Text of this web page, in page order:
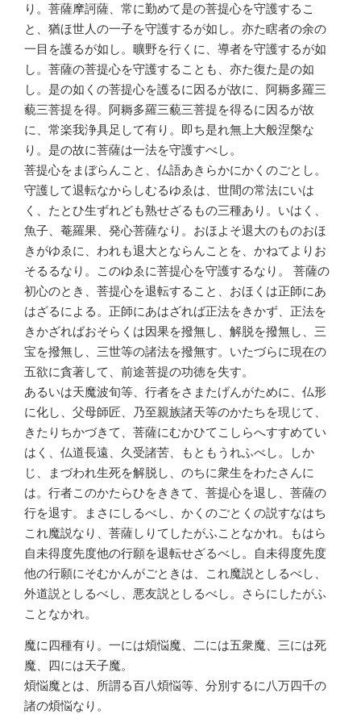
り。菩薩摩訶薩、常に勤めて是の菩提心を守護するこ
と、猶ほ世人の一子を守護するが如し。亦た瞎者の余の
一目を護るが如し。曠野を行くに、導者を守護するが如
し。菩薩の菩提心を守護することも、亦た復た是の如
し。是の如くの菩提心を護るに因るが故に、阿耨多羅三
藐三菩提を得。阿耨多羅三藐三菩提を得るに因るが故
に、常楽我浄具足して有り。即ち是れ無上大般涅槃な
り。是の故に菩薩は一法を守護すべし。
菩提心をまぼらんこと、仏語あきらかにかくのごとし。
守護して退転なからしむるゆゑは、世間の常法にいは
く、たとひ生ずれども熟せざるもの三種あり。いはく、
魚子、菴羅果、発心菩薩なり。おほよそ退大のものおほ
きがゆゑに、われも退大とならんことを、かねてよりお
そるるなり。このゆゑに菩提心を守護するなり。 菩薩の
初心のとき、菩提心を退転すること、おほくは正師にあ
はざるによる。正師にあはざれば正法をきかず、正法を
きかざればおそらくは因果を撥無し、解脱を撥無し、三
宝を撥無し、三世等の諸法を撥無す。いたづらに現在の
五欲に貪著して、前途菩提の功徳を失す。
あるいは天魔波旬等、行者をさまたげんがために、仏形
に化し、父母師匠、乃至親族諸天等のかたちを現じて、
きたりちかづきて、菩薩にむかひてこしらへすすめてい
はく、仏道長遠、久受諸苦、もともうれふべし。しか
じ、まづわれ生死を解脱し、のちに衆生をわたさんに
は。行者このかたらひをききて、菩提心を退し、菩薩の
行を退す。まさにしるべし、かくのごとくの説すなはち
これ魔説なり、菩薩しりてしたがふことなかれ。もはら
自未得度先度他の行願を退転せざるべし。自未得度先度
他の行願にそむかんがごときは、これ魔説としるべし、
外道説としるべし、悪友説としるべし。さらにしたがふ
ことなかれ。
魔に四種有り。一には煩悩魔、二には五衆魔、三には死
魔、四には天子魔。
煩悩魔とは、所謂る百八煩悩等、分別するに八万四千の
諸の煩悩なり。